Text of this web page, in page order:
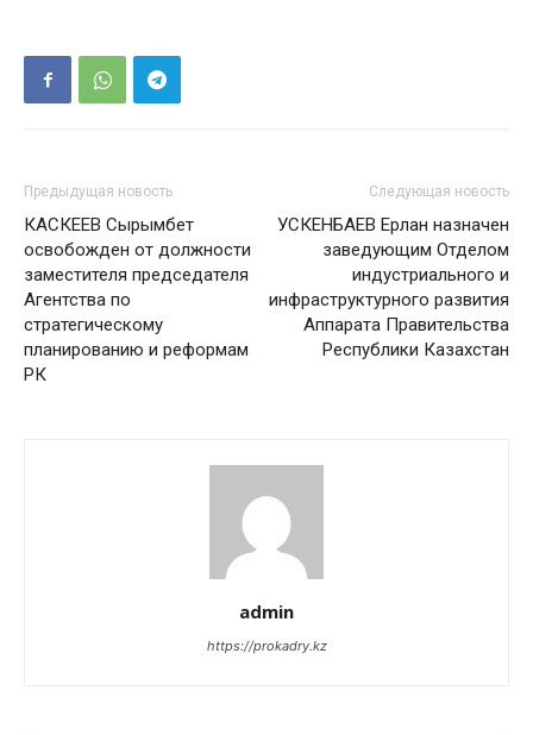
Предыдущая новость
КАСКЕЕВ Сырымбет
освобожден от должности
заместителя председателя
Агентства по
стратегическому
планированию и реформам
РК
Следующая новость
УСКЕНБАЕВ Ерлан назначен
заведующим Отделом
индустриального и
инфраструктурного развития
Аппарата Правительства
Республики Казахстан
admin
https://prokadry.kz